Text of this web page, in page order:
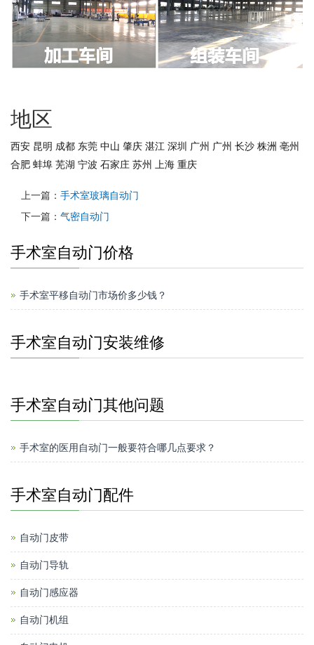
地区
西安 昆明 成都 东莞 中山 肇庆 湛江 深圳 广州 广州 长沙 株洲 亳州
合肥 蚌埠 芜湖 宁波 石家庄 苏州 上海 重庆
上一篇： 手术室玻璃自动门
下一篇： 气密自动门
手术室自动门价格
手术室平移自动门市场价多少钱？
手术室自动门安装维修
手术室自动门其他问题
手术室的医用自动门一般要符合哪几点要求？
手术室自动门配件
自动门皮带
自动门导轨
自动门感应器
自动门机组